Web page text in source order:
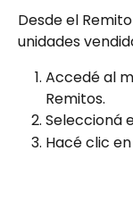
Desde el
unidades
Accedé al
Remitos.
Seleccioná
Hacé clic